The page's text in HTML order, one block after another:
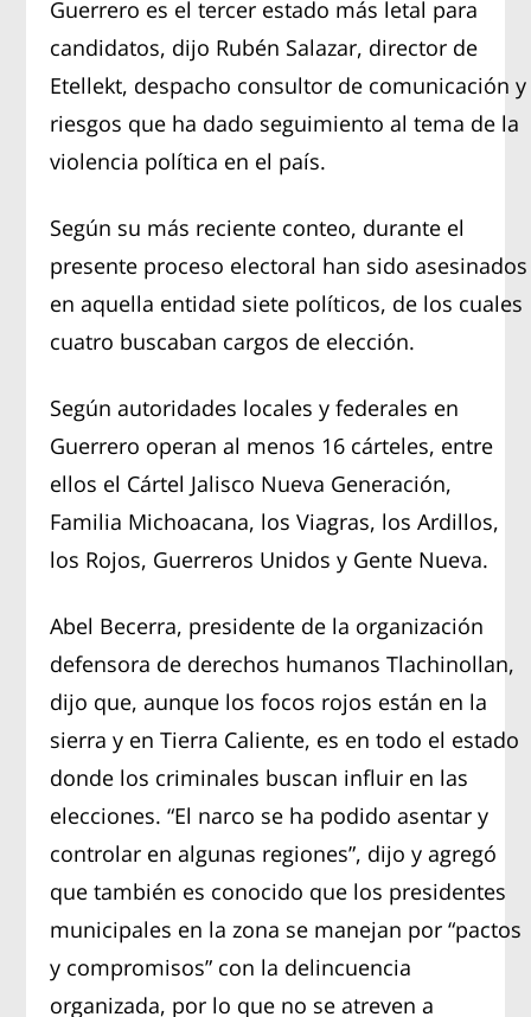
Guerrero es el tercer estado más letal para
candidatos, dijo Rubén Salazar, director de
Etellekt, despacho consultor de comunicación y
riesgos que ha dado seguimiento al tema de la
violencia política en el país.
Según su más reciente conteo, durante el
presente proceso electoral han sido asesinados
en aquella entidad siete políticos, de los cuales
cuatro buscaban cargos de elección.
Según autoridades locales y federales en
Guerrero operan al menos 16 cárteles, entre
ellos el Cártel Jalisco Nueva Generación,
Familia Michoacana, los Viagras, los Ardillos,
los Rojos, Guerreros Unidos y Gente Nueva.
Abel Becerra, presidente de la organización
defensora de derechos humanos Tlachinollan,
dijo que, aunque los focos rojos están en la
sierra y en Tierra Caliente, es en todo el estado
donde los criminales buscan influir en las
elecciones. “El narco se ha podido asentar y
controlar en algunas regiones”, dijo y agregó
que también es conocido que los presidentes
municipales en la zona se manejan por “pactos
y compromisos” con la delincuencia
organizada, por lo que no se atreven a